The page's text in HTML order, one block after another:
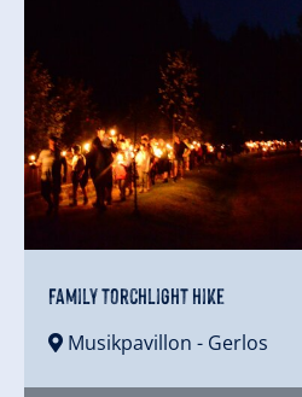
Family torchlight hike
Musikpavillon - Gerlos